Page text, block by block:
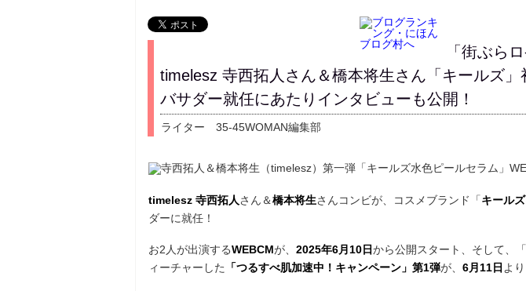
「街ぶら
timelesz 寺西拓人さん＆橋本将生さん「キールズ」
バサダー就任にあたりインタビューも公開！
ライター 35-45WOMAN編集部
timelesz 寺西拓人 さん＆橋本将生さんコンビが、コスメブランド「キールズ
ダーに就任！
お2人が出演するWEBCMが、 2025年6月10日から公開スタート、そして、「
ィーチャーした
「つるすべ肌加速中！キャンペーン」第1弾が、 6月11日 よ